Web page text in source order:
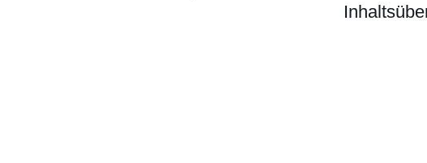
für Landwirtschaft und Umwelt, Weinbau, Forsten,